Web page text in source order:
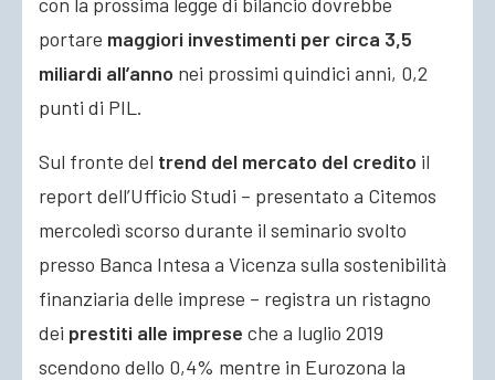
portare maggiori investimenti per circa 3,5
miliardi all’anno nei prossimi quindici anni, 0,2
punti di PIL.
Sul fronte del trend del mercato del credito il
report dell’Ufficio Studi – presentato a Citemos
mercoledì scorso durante il seminario svolto
presso Banca Intesa a Vicenza sulla sostenibilità
finanziaria delle imprese – registra un ristagno
dei prestiti alle imprese che a luglio 2019
scendono dello 0,4% mentre in Eurozona la